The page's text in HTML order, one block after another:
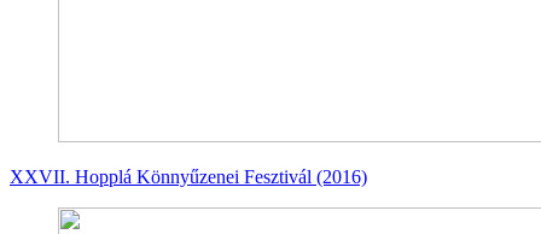
XXVII. Hopplá Könnyűzenei Fesztivál (2016)